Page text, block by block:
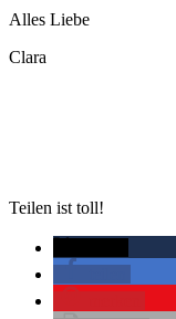
Alles Liebe
Clara
Teilen ist toll!